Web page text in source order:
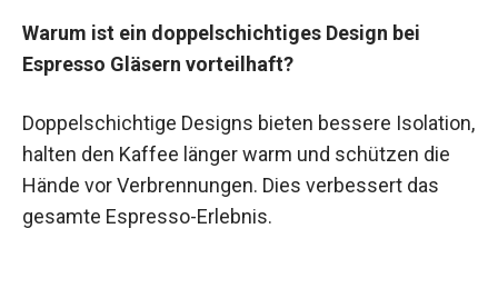
Warum ist ein doppelschichtiges Design bei
Espresso Gläsern vorteilhaft?
Doppelschichtige Designs bieten bessere Isolation,
halten den Kaffee länger warm und schützen die
Hände vor Verbrennungen. Dies verbessert das
gesamte Espresso-Erlebnis.